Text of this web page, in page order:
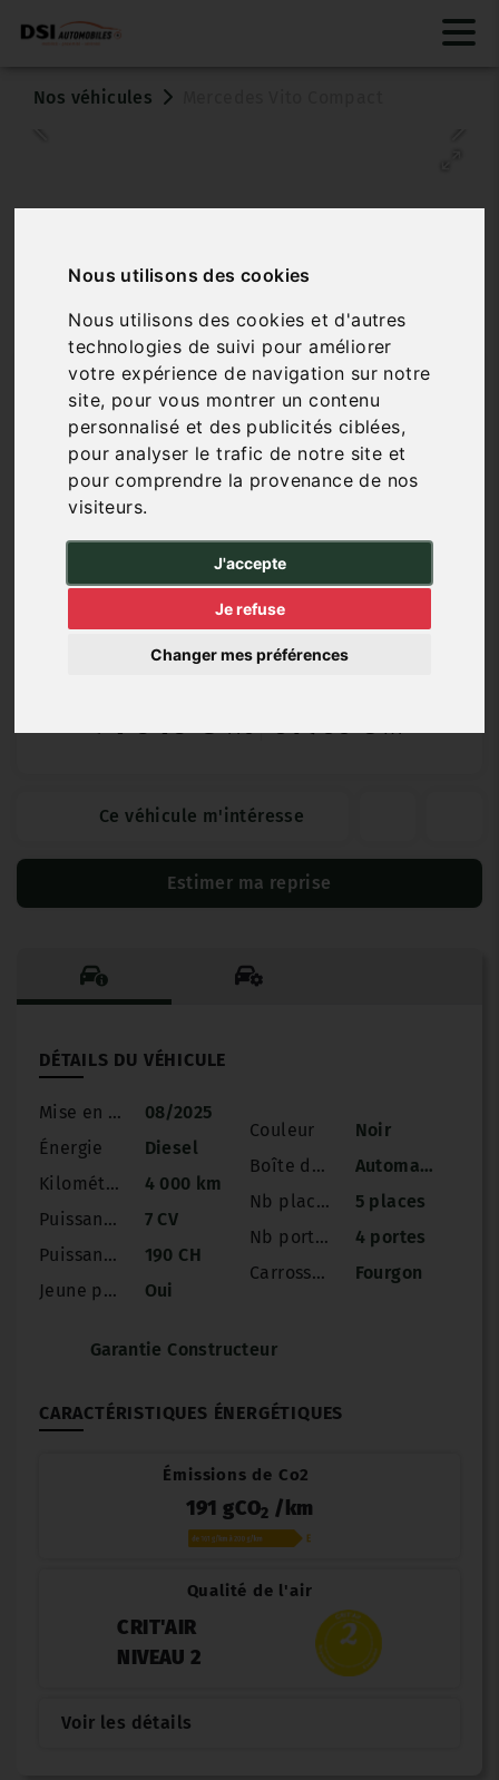
Nous utilisons des cookies
Nous utilisons des cookies et d'autres
technologies de suivi pour améliorer
votre expérience de navigation sur notre
site, pour vous montrer un contenu
personnalisé et des publicités ciblées,
pour analyser le trafic de notre site et
pour comprendre la provenance de nos
visiteurs.
J'accepte
Je refuse
Changer mes préférences
Nos véhicules
Véhicule vendu
MERCEDES VITO COMPACT
119 CDI FOURGON CP SELECT AUTO 4X4
Réf. 526 Véhicule sur parc
Diesel
Garantie Constructeur
74 040 €TTC 61 700 €HT
Ce véhicule m'intéresse
Estimer ma reprise
DÉTAILS DU VÉHICULE
Mise en circulation
08/2025
Énergie
Diesel
Kilométrage
4 000 km
Puissance
7 CV
Puissance réelle
190 CH
Jeune permis
Oui
Couleur
Noir
Boîte de vitesse
Automatique
Nb places
5 places
Nb portes
4 portes
Carrosserie
Fourgon
Garantie Constructeur
CARACTÉRISTIQUES ÉNERGÉTIQUES
Émissions de Co2
191 gCO2 /km
Qualité de l'air
CRIT'AIR
NIVEAU 2
Voir les détails